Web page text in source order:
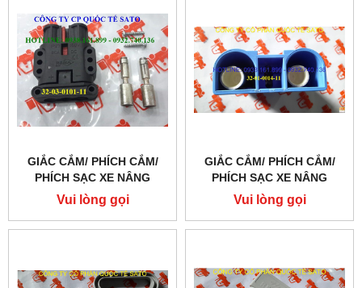
GIẮC CẮM/ PHÍCH CẮM/
PHÍCH SẠC XE NÂNG
REMA FT -80 FEMALE
Vui lòng gọi
GIẮC CẮM/ PHÍCH CẮM/
PHÍCH SẠC XE NÂNG
ANDERSON SBE 320A 600V
Vui lòng gọi